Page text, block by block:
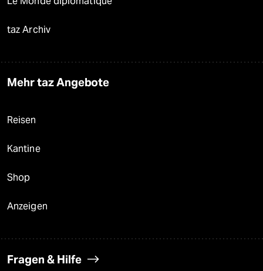
taz Archiv
Mehr taz Angebote
Reisen
Kantine
Shop
Anzeigen
Fragen & Hilfe